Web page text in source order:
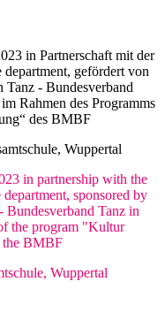
in Partnerschaft mit der
gefördert von
- Bundesverband
Rahmen des Programms
des BMBF
Wuppertal
in partnership with the
sponsored by
Tanz in
the program "Kultur
the BMBF
Wuppertal